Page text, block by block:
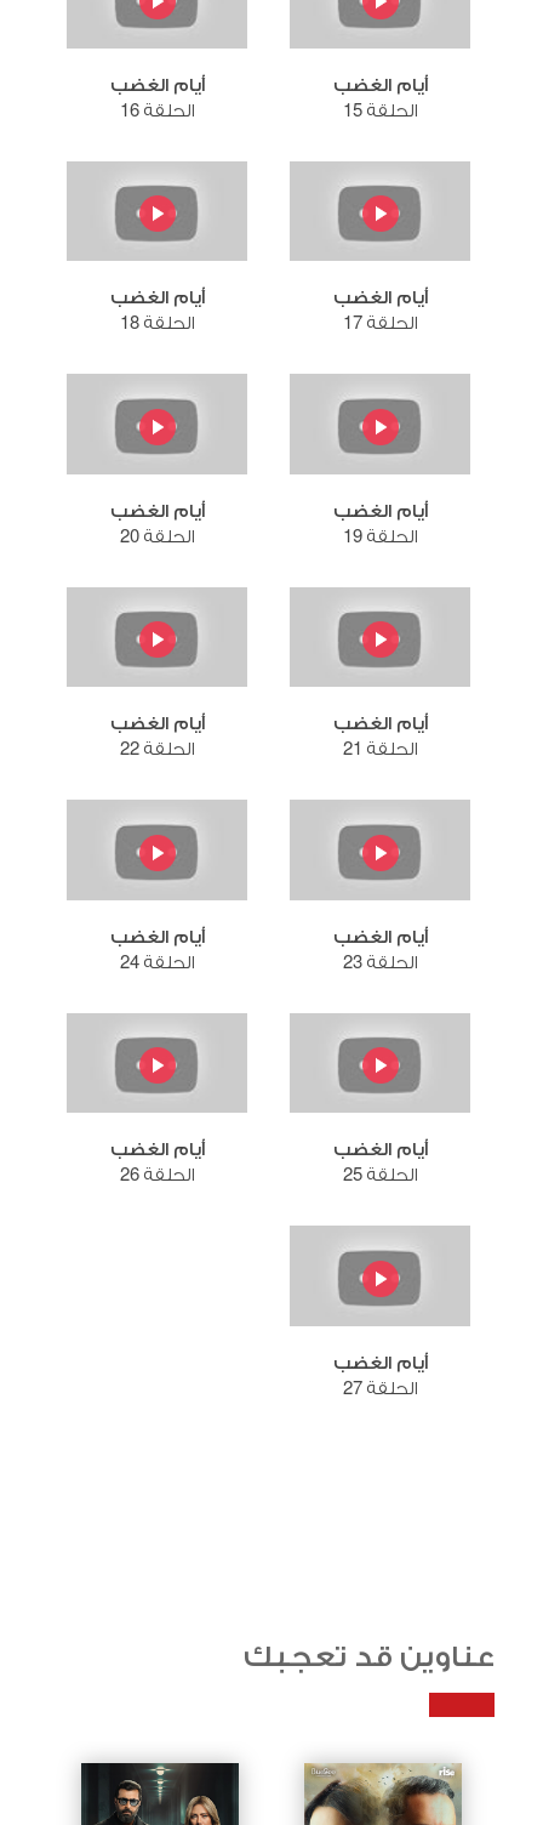
أيام الغضب
الحلقة 15
أيام الغضب
الحلقة 16
أيام الغضب
الحلقة 17
أيام الغضب
الحلقة 18
أيام الغضب
الحلقة 19
أيام الغضب
الحلقة 20
أيام الغضب
الحلقة 21
أيام الغضب
الحلقة 22
أيام الغضب
الحلقة 23
أيام الغضب
الحلقة 24
أيام الغضب
الحلقة 25
أيام الغضب
الحلقة 26
أيام الغضب
الحلقة 27
عناوين قد تعجبك